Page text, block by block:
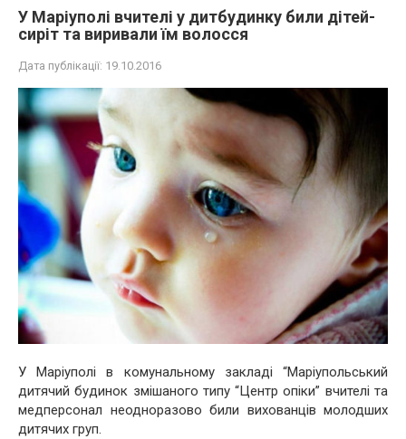
У Маріуполі вчителі у дитбудинку били дітей-
сиріт та виривали їм волосся
Дата публікації: 19.10.2016
У Маріуполі в комунальному закладі “Маріупольський
дитячий будинок змішаного типу “Центр опіки” вчителі та
медперсонал неодноразово били вихованців молодших
дитячих груп.